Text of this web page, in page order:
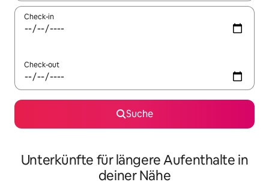
Check-in
Check-out
Suche
Unterkünfte für längere Aufenthalte in
deiner Nähe